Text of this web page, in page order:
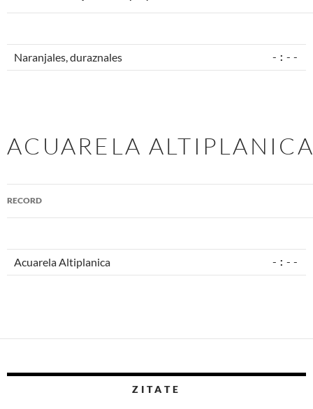
Naranjales, duraznales -:--
ACUARELA
Acuarela Altiplanica -:--
ZITATE